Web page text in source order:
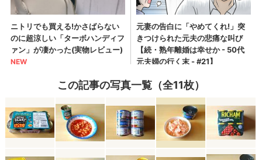
この記事の写真一覧（全11枚）